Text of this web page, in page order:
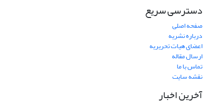
دسترسی سریع
صفحه اصلی
درباره نشریه
اعضای هیات تحریریه
ارسال مقاله
تماس با ما
نقشه سایت
آخرین اخبار